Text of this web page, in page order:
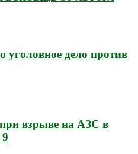
уголовное дело против
взрыве на АЗС в